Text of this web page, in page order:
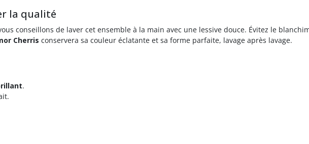
la qualité
conseillons de laver cet ensemble à la main avec une lessive douce. Évitez le
Cherris conservera sa couleur éclatante et sa forme parfaite, lavage après lavage.
.